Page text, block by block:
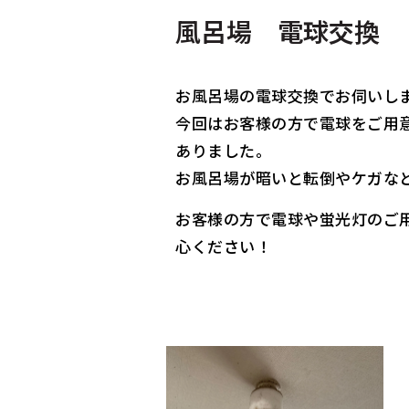
風呂場 電球交換
お風呂場の電球交換でお伺いし
今回はお客様の方で電球をご用
ありました。
お風呂場が暗いと転倒やケガな
お客様の方で電球や蛍光灯のご
心ください！